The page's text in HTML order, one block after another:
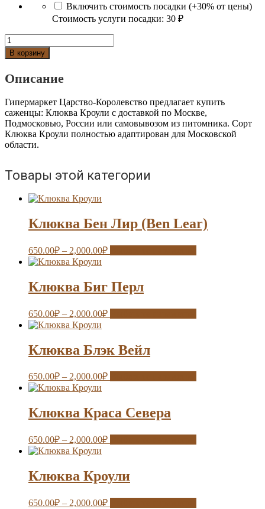
Включить стоимость посадки (+30% от цены)
Стоимость услуги посадки: 30 ₽
Количество
Клюква
Кроули
В корзину
Описание
Гипермаркет Царство-Королевство предлагает купить
саженцы: Клюква Кроули с доставкой по Москве,
Подмосковью, России или самовывозом из питомника. Сорт
Клюква Кроули полностью адаптирован для Московской
области.
Товары этой категории
Клюква Бен Лир (Ben Lear)
650.00₽ – 2,000.00₽
Клюква Биг Перл
650.00₽ – 2,000.00₽
Клюква Блэк Вейл
650.00₽ – 2,000.00₽
Клюква Краса Севера
650.00₽ – 2,000.00₽
Клюква Кроули
650.00₽ – 2,000.00₽